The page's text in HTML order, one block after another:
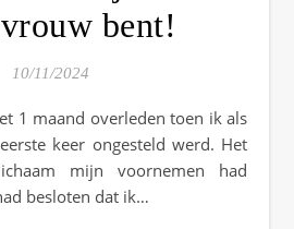
bent!
10/11/2024
keer ongesteld werd. Het
mijn voornemen had
besloten dat ik…